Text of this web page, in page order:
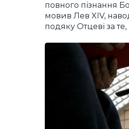
повного пізнання
мовив Лев XIV,
подяку Отцеві за